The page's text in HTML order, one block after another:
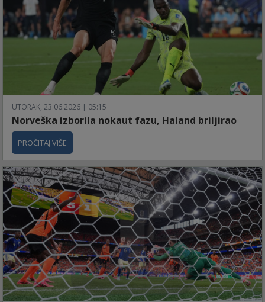
UTORAK, 23.06.2026 | 05:15
Norveška izborila nokaut fazu, Haland briljirao
PROČITAJ VIŠE